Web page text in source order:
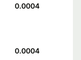
0.0004
0.0004